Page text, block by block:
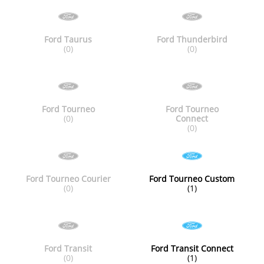
Ford Taurus
(0)
Ford Thunderbird
(0)
Ford Tourneo
(0)
Ford Tourneo
Connect
(0)
Ford Tourneo Courier
(0)
Ford Tourneo Custom
(1)
Ford Transit
(0)
Ford Transit Connect
(1)